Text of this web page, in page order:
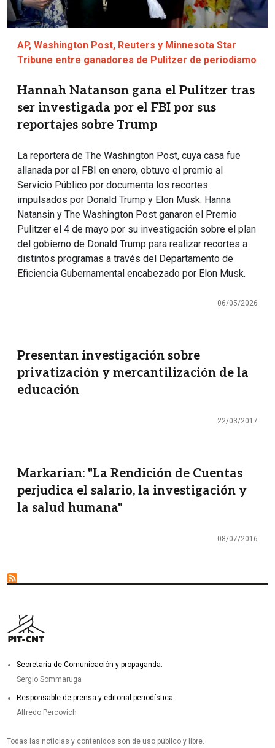
AP, Washington Post, Reuters y Minnesota Star
Tribune entre ganadores de Pulitzer de periodismo
Hannah Natanson gana el Pulitzer tras
ser investigada por el FBI por sus
reportajes sobre Trump
La reportera de The Washington Post, cuya casa fue
allanada por el FBI en enero, obtuvo el premio al
Servicio Público por documenta los recortes
impulsados por Donald Trump y Elon Musk. Hanna
Natansin y The Washington Post ganaron el Premio
Pulitzer el 4 de mayo por su investigación sobre el plan
del gobierno de Donald Trump para realizar recortes a
distintos programas a través del Departamento de
Eficiencia Gubernamental encabezado por Elon Musk.
06/05/2026
Presentan investigación sobre
privatización y mercantilización de la
educación
22/03/2017
Markarian: "La Rendición de Cuentas
perjudica el salario, la investigación y
la salud humana"
08/07/2016
Secretaría de Comunicación y propaganda:
Sergio Sommaruga
Responsable de prensa y editorial periodística:
Alfredo Percovich
Todas las noticias y contenidos son de uso público y libre.